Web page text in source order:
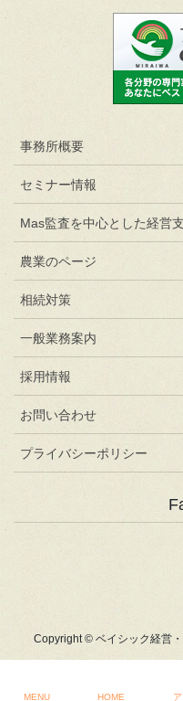
事務所概要
セミナー情報
Mas監査を中心とした経営
農業のページ
相続対策
一般業務案内
採用情報
お問い合わせ
プライバシーポリシー
Copyright © ベイシック経営
MENU HOME